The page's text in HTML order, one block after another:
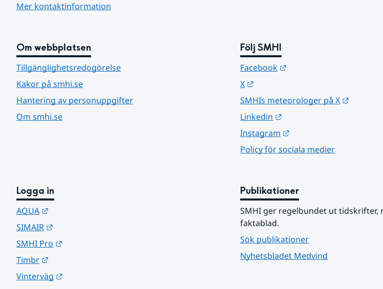
Mer kontaktinformation
Om webbplatsen
Tillgänglighetsredogörelse
Kakor på smhi.se
Hantering av personuppgifter
Om smhi.se
Följ SMHI
Facebook
X
SMHIs meteorologer på X
Linkedin
Instagram
Policy för sociala medier
Logga in
AQUA
SIMAIR
SMHI Pro
Timbr
Vinterväg
Publikationer
SMHI ger regelbundet ut tidskrifter,
faktablad.
Sök publikationer
Nyhetsbladet Medvind